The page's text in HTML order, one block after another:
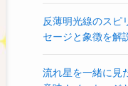
反薄明光線のスピ
セージと象徴を解
流れ星を一緒に見